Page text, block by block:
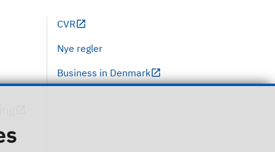
CVR
Nye regler
Business in Denmark